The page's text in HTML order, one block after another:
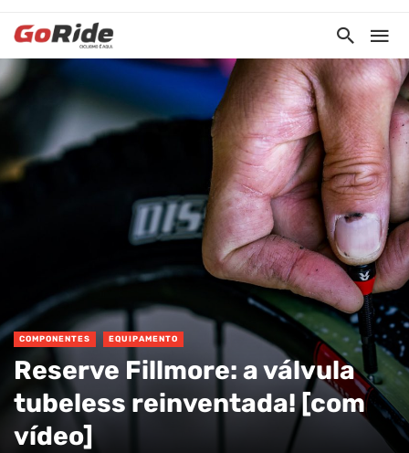
COMPONENTES EQUIPAMENTO
Reserve Fillmore: a válvula
tubeless reinventada! [com
vídeo]